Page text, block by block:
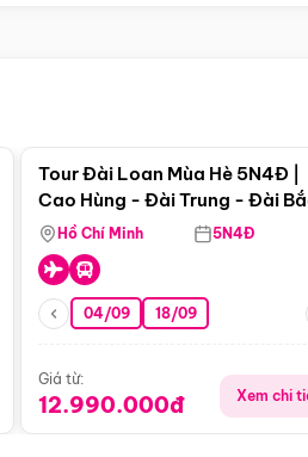
Tour Đài Loan Mùa Hè 5N4Đ |
Cao Hùng - Đài Trung - Đài
(Bay Vj)
Hồ Chí Minh 5N4Đ
04/09 18/09
Giá từ:
12.990.000đ Xem chi